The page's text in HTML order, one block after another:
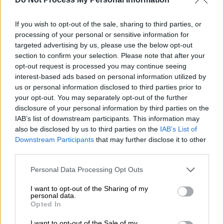
If you wish to opt-out of the sale, sharing to third parties, or
processing of your personal or sensitive information for
targeted advertising by us, please use the below opt-out
section to confirm your selection. Please note that after your
opt-out request is processed you may continue seeing
interest-based ads based on personal information utilized by
us or personal information disclosed to third parties prior to
your opt-out. You may separately opt-out of the further
disclosure of your personal information by third parties on the
IAB’s list of downstream participants. This information may
also be disclosed by us to third parties on the IAB’s List of
Downstream Participants that may further disclose it to other
Please note that this website/app uses one or more Google
not limited to your visit or usage behaviour. You may click to
grant or deny consent to Google and its third-party tags to
use your data for below specified purposes in below Google
consent section.
Personal Data Processing Opt Outs
I want to opt-out of the Sharing of my
personal data.
Opted In
ΑΛΛΑ #TAGS
ΕΟΔΥ
rapid test
πίτσα
δασικοί χάρτες
ανατολική Αττική
ζύμη
σπιτικές συνταγές